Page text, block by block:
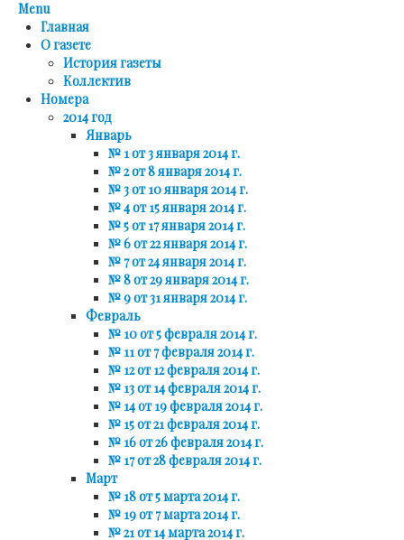
Menu
Главная
О газете
История газеты
Коллектив
Номера
2014 год
Январь
№ 1 от 3 января 2014 г.
№ 2 от 8 января 2014 г.
№ 3 от 10 января 2014 г.
№ 4 от 15 января 2014 г.
№ 5 от 17 января 2014 г.
№ 6 от 22 января 2014 г.
№ 7 от 24 января 2014 г.
№ 8 от 29 января 2014 г.
№ 9 от 31 января 2014 г.
Февраль
№ 10 от 5 февраля 2014 г.
№ 11 от 7 февраля 2014 г.
№ 12 от 12 февраля 2014 г.
№ 13 от 14 февраля 2014 г.
№ 14 от 19 февраля 2014 г.
№ 15 от 21 февраля 2014 г.
№ 16 от 26 февраля 2014 г.
№ 17 от 28 февраля 2014 г.
Март
№ 18 от 5 марта 2014 г.
№ 19 от 7 марта 2014 г.
№ 21 от 14 марта 2014 г.